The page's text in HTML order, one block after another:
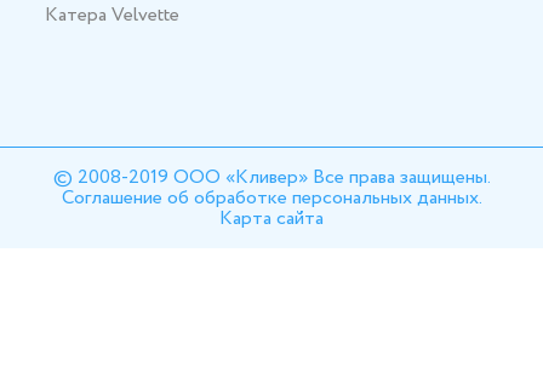
Катера Velvette
© 2008-2019 ООО «Кливер» Все права защищены.
Соглашение об обработке персональных данных.
Карта сайта